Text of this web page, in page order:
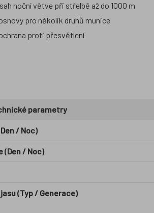
noční větve při střelbě až do 1000 m
pro několik druhů munice
proti přesvětlení
parametry
/ Noc)
(Den / Noc)
(Typ / Generace)